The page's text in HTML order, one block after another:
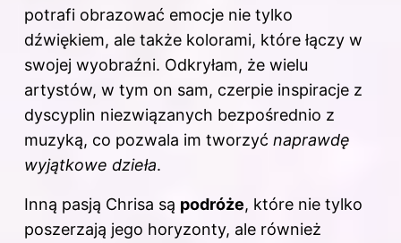
potrafi obrazować emocje nie tylko
dźwiękiem, ale także kolorami, które łączy w
swojej wyobraźni. Odkryłam, że wielu
artystów, w tym on sam, czerpie inspiracje z
dyscyplin niezwiązanych bezpośrednio z
muzyką, co pozwala im tworzyć naprawdę
wyjątkowe dzieła.
Inną pasją Chrisa są podróże, które nie tylko
poszerzają jego horyzonty, ale również